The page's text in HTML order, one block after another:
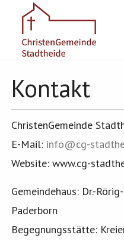
Kontakt
ChristenGemeinde
E-Mail: info@cg-
Website: www.cg-
Gemeindehaus: Dr.-
Paderborn
Begegnungsstätte: